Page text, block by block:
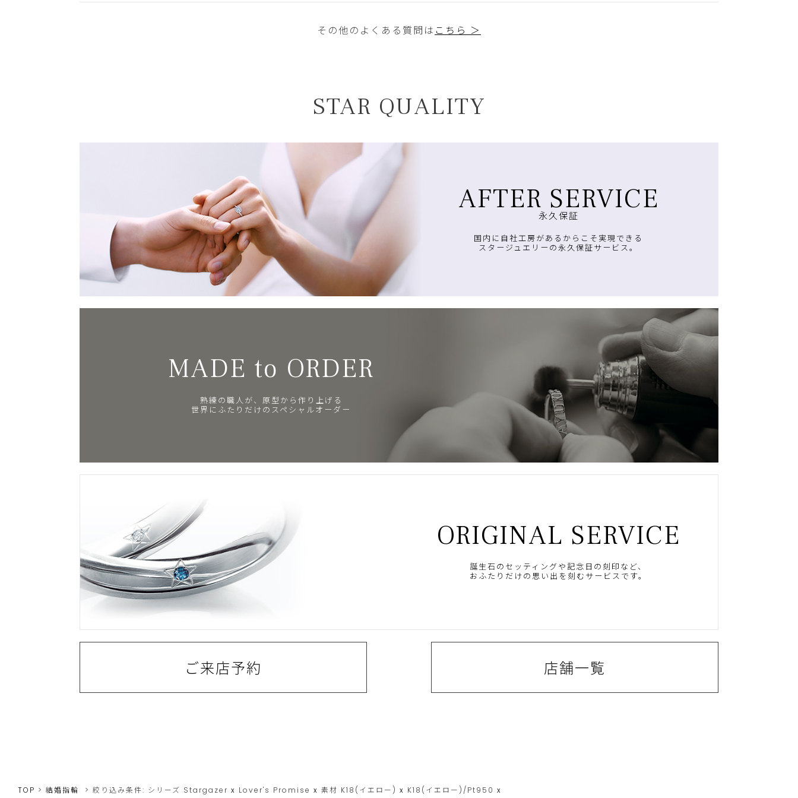
その他のよくある質問は こちら ＞
STAR QUALITY
AFTER SERVICE
永久保証
国内に自社工房があるからこそ実現できる
スタージュエリーの永久保証サービス。
MADE to ORDER
熟練の職人が、原型から作り上げる
世界にふたりだけのスペシャルオーダー
ORIGINAL SERVICE
誕生石のセッティングや記念日の刻印など、
おふたりだけの思い出を刻むサービスです。
ご来店予約 店舗一覧
TOP 結婚指輪 絞り込み条件: シリーズ Stargazer x Lover's Promise x 素材 K18(イエロー) x K18(イエロー)/Pt950 x